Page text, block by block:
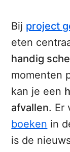
Bij project
eten
handig
momenten
kan je een
afvallen. Er
boeken in
is de